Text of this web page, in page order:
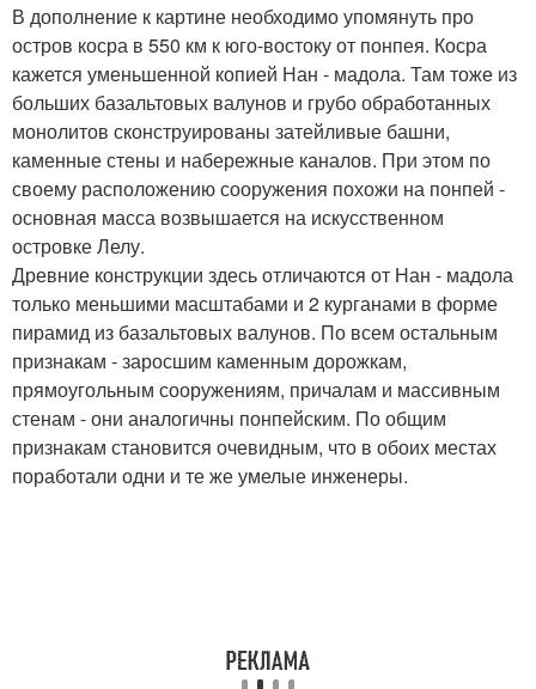
В дополнение к картине необходимо упомянуть про
остров косра в 550 км к юго-востоку от понпея. Косра
кажется уменьшенной копией Нан - мадола. Там тоже из
больших базальтовых валунов и грубо обработанных
монолитов сконструированы затейливые башни,
каменные стены и набережные каналов. При этом по
своему расположению сооружения похожи на понпей -
основная масса возвышается на искусственном
островке Лелу.
Древние конструкции здесь отличаются от Нан - мадола
только меньшими масштабами и 2 курганами в форме
пирамид из базальтовых валунов. По всем остальным
признакам - заросшим каменным дорожкам,
прямоугольным сооружениям, причалам и массивным
стенам - они аналогичны понпейским. По общим
признакам становится очевидным, что в обоих местах
поработали одни и те же умелые инженеры.